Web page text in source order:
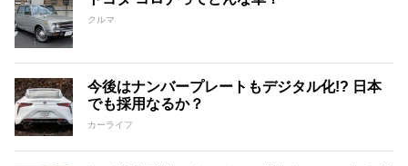
クルマ
今後はナンバープレートもデジタル化!? 日本
でも採用なるか？
カーライフ